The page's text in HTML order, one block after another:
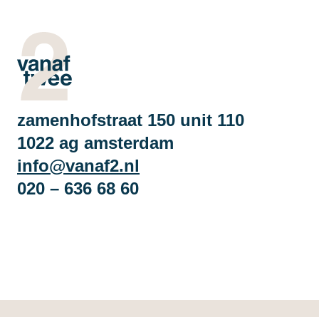
zamenhofstraat 150 unit 110
1022 ag amsterdam
info@vanaf2.nl
020 – 636 68 60